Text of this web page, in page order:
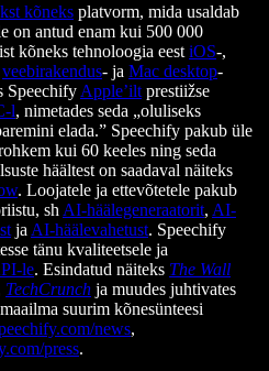
kõneks platvorm, mida usaldab
on antud enam kui 500 000
kõneks tehnoloogia eest iOS-,
veebirakendus- ja Mac desktop-
Speechify Apple’ilt prestiižse
l, nimetades seda „oluliseks
elada.” Speechify pakub üle
kui 60 keeles ning seda
häältest on saadaval näiteks
. Loojatele ja ettevõtetele pakub
sh AI-häälegeneraatorit, AI-
ja AI-häälevahetust. Speechify
tänu kvaliteetsele ja
le. Esindatud näiteks The Wall
TechCrunch ja muudes juhtivates
suurim kõnesünteesi
news,
press.